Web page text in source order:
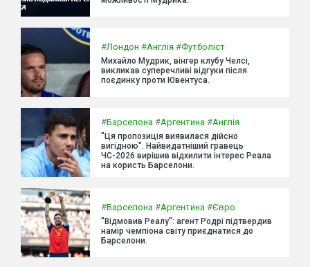
#Лондон #Англія #Футболіст
Михайло Мудрик, вінгер клубу Челсі,
викликав суперечливі відгуки після
поєдинку проти Ювентуса.
#Барселона #Аргентина #Англія
"Ця пропозиція виявилася дійсно
вигідною". Найвидатніший гравець
ЧС-2026 вирішив відхилити інтерес Реала
на користь Барселони.
#Барселона #Аргентина #Євро
"Відмовив Реалу": агент Родрі підтвердив
намір чемпіона світу приєднатися до
Барселони.